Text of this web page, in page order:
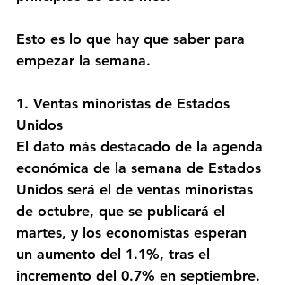
Esto es lo que hay que saber para
empezar la semana.
1. Ventas minoristas de Estados
Unidos
El dato más destacado de la agenda
económica de la semana de Estados
Unidos será el de ventas minoristas
de octubre, que se publicará el
martes, y los economistas esperan
un aumento del 1.1%, tras el
incremento del 0.7% en septiembre.